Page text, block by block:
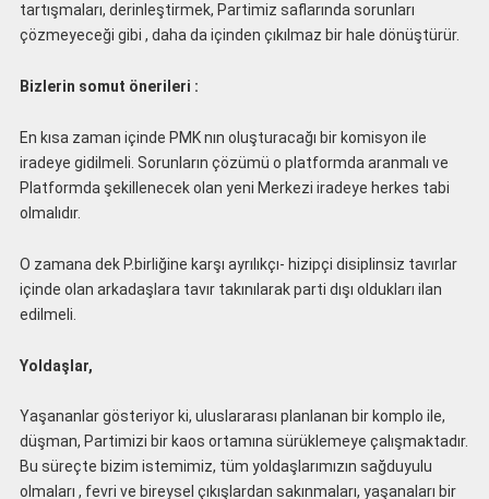
tartışmaları, derinleştirmek, Partimiz saflarında sorunları
çözmeyeceği gibi , daha da içinden çıkılmaz bir hale dönüştürür.
Bizlerin somut önerileri :
En kısa zaman içinde PMK nın oluşturacağı bir komisyon ile
iradeye gidilmeli. Sorunların çözümü o platformda aranmalı ve
Platformda şekillenecek olan yeni Merkezi iradeye herkes tabi
olmalıdır.
O zamana dek P.birliğine karşı ayrılıkçı- hizipçi disiplinsiz tavırlar
içinde olan arkadaşlara tavır takınılarak parti dışı oldukları ilan
edilmeli.
Yoldaşlar,
Yaşananlar gösteriyor ki, uluslararası planlanan bir komplo ile,
düşman, Partimizi bir kaos ortamına sürüklemeye çalışmaktadır.
Bu süreçte bizim istemimiz, tüm yoldaşlarımızın sağduyulu
olmaları , fevri ve bireysel çıkışlardan sakınmaları, yaşanaları bir